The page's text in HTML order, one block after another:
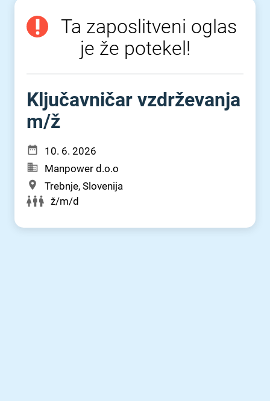
Ta zaposlitveni oglas
je že potekel!
Ključavničar vzdrževanja
m⁠/⁠ž
10. 6. 2026
Manpower d.o.o
Trebnje, Slovenija
ž/m/d